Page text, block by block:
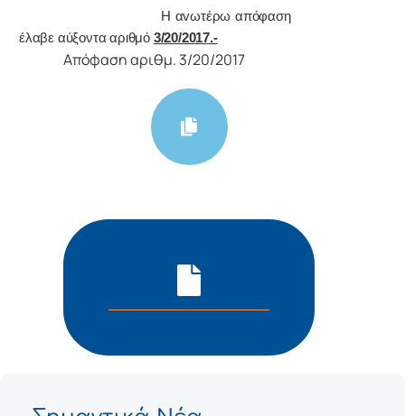
Η αvωτέρω απόφαση
έλαβε αύξοντα αριθμό 3/20/2017.-
Απόφαση αριθμ. 3/20/2017